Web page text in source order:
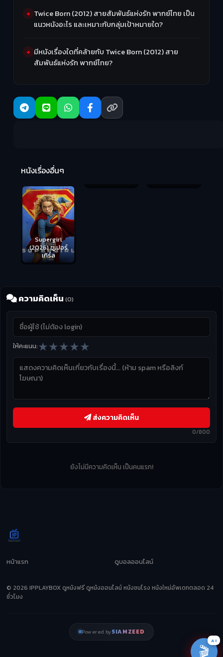
Twice Born (2012) สายสัมพันธ์แห่งรัก พากย์ไทย เป็น
แนวหนังอะไร และเหมาะกับกลุ่มเป้าหมายใด?
มีหนังเรื่องใดที่คล้ายกับ Twice Born (2012) สาย
สัมพันธ์แห่งรัก พากย์ไทย?
หนังเรื่องอื่นๆ
Supergirl
(2026) ซูเปอร์
เกิร์ล
ความคิดเห็น (0)
ให้คะแนน:★★★★★
0/800
ส่งความคิดเห็น
ยังไม่มีความคิดเห็น เป็นคนแรก!
หน้าแรก ดูบอลออนไลน์
© 2026 IPPLAYBOX ดูหนังฟรี ดูหนังออนไลน์ หนังชนโรง หนังใหม่อัพเดทตลอด 24
ชั่วโมง
Powered bySIAMZEED
🎬
AI